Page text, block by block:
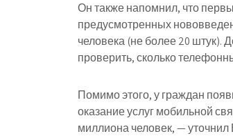
Он также напомнил, что
предусмотренных
человека (не более 20 штук).
проверить, сколько
Помимо этого, у граждан
оказание услуг мобильной
миллиона человек, — уточнил